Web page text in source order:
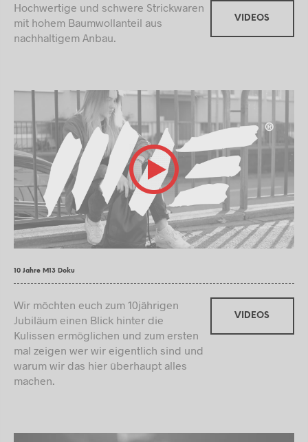
Hochwertige und schwere Strickwaren
mit hohem Baumwollanteil aus
nachhaltigem Anbau.
VIDEOS
10 Jahre M13 Doku
Wir möchten euch zum 10jährigen
Jubiläum einen Blick hinter die
Kulissen ermöglichen und zum ersten
mal zeigen wer wir eigentlich sind und
warum wir das hier überhaupt alles
machen.
VIDEOS